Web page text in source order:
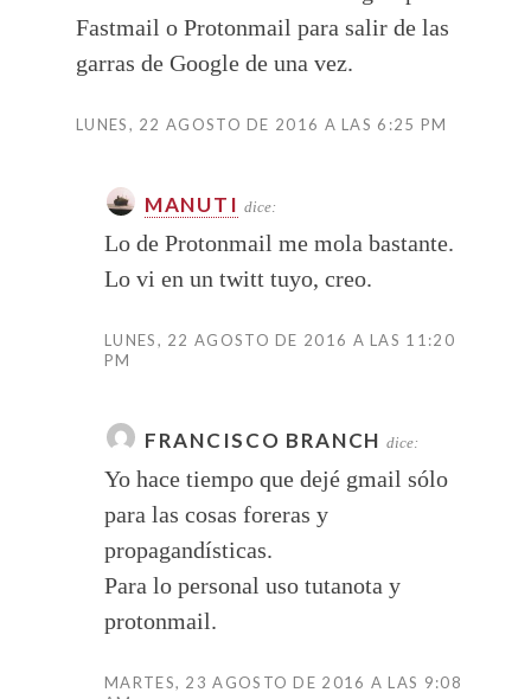
Fastmail o Protonmail para salir de las
garras de Google de una vez.
LUNES, 22 AGOSTO DE 2016 A LAS 6:25 PM
MANUTI dice:
Lo de Protonmail me mola bastante.
Lo vi en un twitt tuyo, creo.
LUNES, 22 AGOSTO DE 2016 A LAS 11:20
PM
FRANCISCO BRANCH dice:
Yo hace tiempo que dejé gmail sólo
para las cosas foreras y
propagandísticas.
Para lo personal uso tutanota y
protonmail.
MARTES, 23 AGOSTO DE 2016 A LAS 9:08